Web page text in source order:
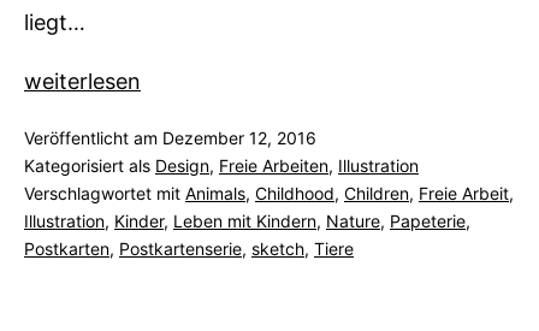
liegt…
MANYOSHY
weiterlesen
Veröffentlicht am Dezember 12, 2016
Kategorisiert als Design, Freie Arbeiten, Illustration
Verschlagwortet mit Animals, Childhood, Children, Freie Arbeit,
Illustration, Kinder, Leben mit Kindern, Nature, Papeterie,
Postkarten, Postkartenserie, sketch, Tiere